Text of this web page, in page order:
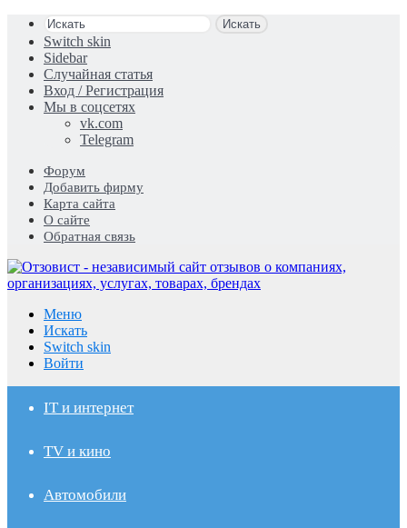
Искать
Switch skin
Sidebar
Случайная статья
Вход / Регистрация
Мы в соцсетях
vk.com
Telegram
Форум
Добавить фирму
Карта сайта
О сайте
Обратная связь
Меню
Искать
Switch skin
Войти
IT и интернет
TV и кино
Автомобили